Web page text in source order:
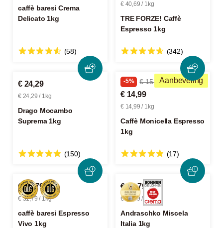
caffè baresi Crema
Delicato 1kg
(58)
€ 40,69 / 1kg
TRE FORZE! Caffè
Espresso 1kg
(342)
€ 24,29
€ 24,29 / 1kg
Drago Mocambo
Suprema 1kg
(150)
Aanbeveling
-5% € 15,79
€ 14,99
€ 14,99 / 1kg
Caffè Monicella Espresso
1kg
(17)
€ 31,79
€ 31,79 / 1kg
caffè baresi Espresso
Vivo 1kg
€ 32,79
€ 32,79 / 1kg
Andraschko Miscela
Italia 1kg